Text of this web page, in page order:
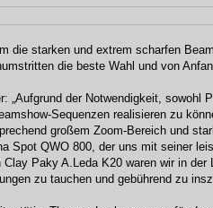
die starken und extrem scharfen
die beste Wahl und von
„Aufgrund der Notwendigkeit, sowohl
Sequenzen realisieren zu
großem Zoom-Bereich und
Spot QWO 800, der uns mit seiner
Paky A.Leda K20 waren wir in der
zu tauchen und gebührend zu